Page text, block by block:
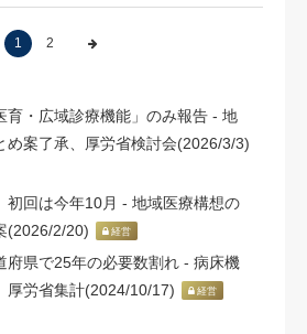
1 2
育・広域診療機能」のみ報告 - 地
め案了承、厚労省検討会(2026/3/3)
初回は今年10月 - 地域医療構想の
(2026/2/20)
経営
府県で25年の必要数割れ - 病床機
厚労省集計(2024/10/17)
経営